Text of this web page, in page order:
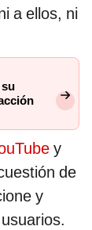
a ellos, ni
y
de
y